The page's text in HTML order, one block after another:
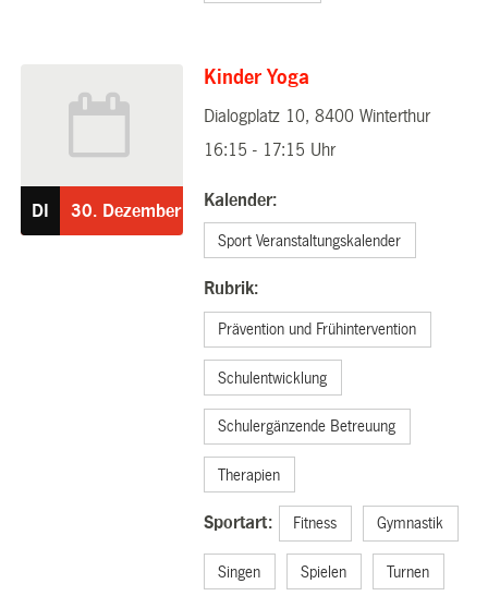
DI 30. Dezember
Kinder Yoga
Dialogplatz 10, 8400 Winterthur
16:15 - 17:15 Uhr
Kalender:
Sport Veranstaltungskalender
Rubrik:
Prävention und Frühintervention
Schulentwicklung
Schulergänzende Betreuung
Therapien
Sportart: Fitness Gymnastik
Singen Spielen Turnen